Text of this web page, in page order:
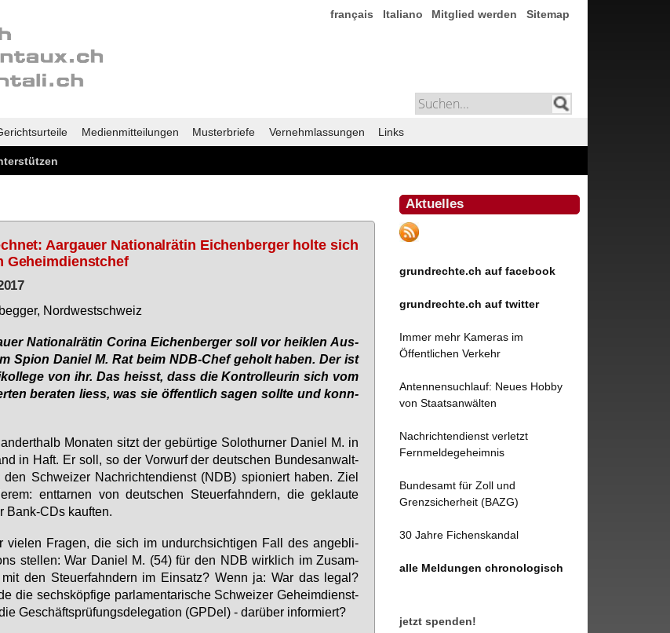
français Italiano Mitglied werden Sitemap
Medienmitteilungen Musterbriefe Vernehmlassungen Links
Aargauer Nationalrätin Eichenberger holte sich
Geheimdienstchef
Nord­west­schweiz
Na­tio­nal­rä­tin Co­ri­na Ei­chen­ber­ger soll vor heik­len Aus­
Spi­on Da­ni­el M. Rat beim NDB-Chef ge­holt ha­ben. Der ist
von ihr. Das heisst, dass die Kon­trol­leu­rin sich vom
be­ra­ten liess, was sie öf­fent­lich sa­gen soll­te und konn­
Mo­na­ten sitzt der ge­bür­ti­ge So­lo­thur­ner Da­ni­el M. in
in Haft. Er soll, so der Vor­wurf der deut­schen Bun­des­an­walt­
den Schwei­zer Nach­rich­ten­dienst (NDB) spio­niert ha­ben. Ziel
ent­tar­nen von deut­schen Steu­er­fahn­dern, die ge­klau­te
Bank-CDs kauf­ten.
vie­len Fra­gen, die sich im un­durch­sich­ti­gen Fall des an­geb­li­
stel­len: War Da­ni­el M. (54) für den NDB wirk­lich im Zu­sam­
mit den Steu­er­fahn­dern im Ein­satz? Wenn ja: War das le­gal?
die sechs­köp­fi­ge par­la­men­ta­ri­sche Schwei­zer Ge­heim­dienst­
Ge­schäfts­prü­fungs­de­le­ga­ti­on (GPDel) - dar­über in­for­miert?
Aktuelles
grundrechte.ch auf facebook
grundrechte.ch auf twitter
Immer mehr Kameras im
Öffentlichen Verkehr
Antennensuchlauf: Neues Hobby
von Staatsanwälten
Nachrichtendienst verletzt
Fernmeldegeheimnis
Bundesamt für Zoll und
Grenzsicherheit (BAZG)
30 Jahre Fichenskandal
alle Meldungen chronologisch
jetzt spenden!